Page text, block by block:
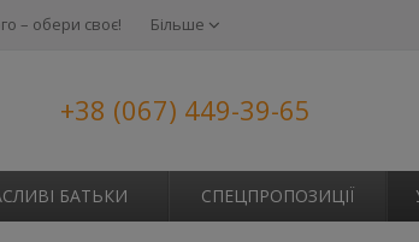
– обери своє! Більше
+38 (067) 449-39-65
БАТЬКИ СПЕЦПРОПОЗИЦІЇ